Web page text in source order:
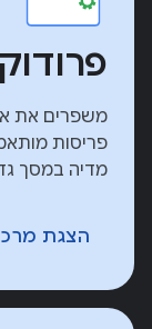
משפרים את
פריסות
מדיה במסך
הצגת